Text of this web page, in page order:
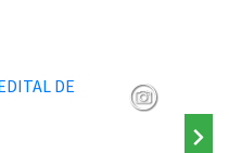
PONTE